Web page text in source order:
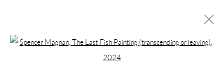
Open a larger version of the following